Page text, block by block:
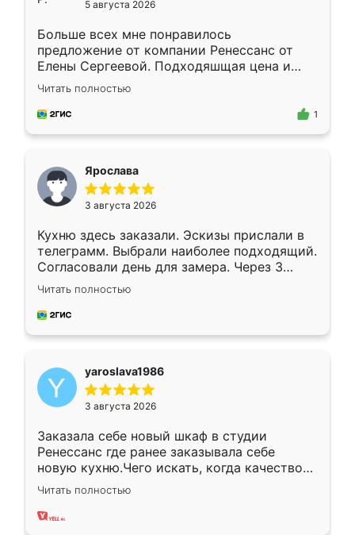
5 августа 2026
Больше всех мне понравилось
предложение от компании Ренессанс от
Елены Сергеевой. Подходяшщая цена и
короткие сроки изготовления. Приехавший
для замера сотрудник Владислав
предложил по моему эскизу самый
Читать полностью
1
Ярослава
3 августа 2026
Кухню здесь заказали. Эскизы прислали в
телеграмм. Выбрали наиболее подходящий.
Согласовали день для замера. Через 3
недели кухня была уже готова. Остались
довольны работой. Спасибо Ренессанс
мебель за качественную работу!
Читать полностью
yaroslava1986
3 августа 2026
Заказала себе новый шкаф в студии
Ренессанс где ранее заказывала себе
новую кухню.Чего искать, когда качеством
вполне довольна. Служит кухня уже почти
два года, нареканий нет.
Читать полностью